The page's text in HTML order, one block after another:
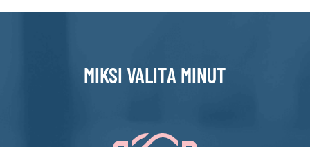
MIKSI VALITA MINUT